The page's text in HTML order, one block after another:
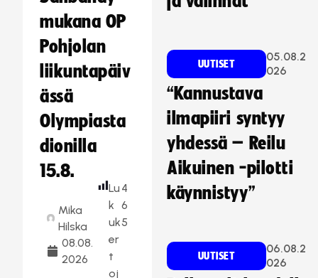
mukana OP
Pohjolan
liikuntapäiv
ässä
Olympiasta
dionilla
15.8.
Mika
Hilska
08.08.
2026
Lu
k
uk
er
t
oj
4
6
5
UUTISET
05.08.2
026
“Kannustava
ilmapiiri syntyy
yhdessä – Reilu
Aikuinen -pilotti
käynnistyy”
UUTISET
06.08.2
026